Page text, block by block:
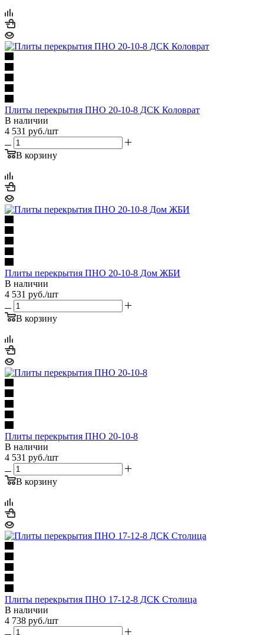
Плиты перекрытия ПНО 20-10-8 ДСК Коловрат
В наличии
4 531 руб./шт
В корзину
Плиты перекрытия ПНО 20-10-8 Дом ЖБИ
В наличии
4 531 руб./шт
В корзину
Плиты перекрытия ПНО 20-10-8
В наличии
4 531 руб./шт
В корзину
Плиты перекрытия ПНО 17-12-8 ДСК Столица
В наличии
4 738 руб./шт